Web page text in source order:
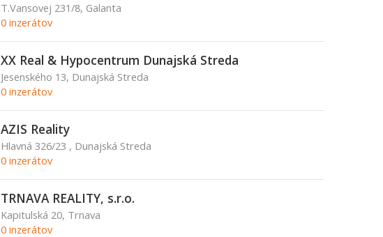
T.Vansovej 231/8, Galanta
0 inzerátov
XX Real & Hypocentrum Dunajská Streda
Jesenského 13, Dunajská Streda
0 inzerátov
AZIS Reality
Hlavná 326/23 , Dunajská Streda
0 inzerátov
TRNAVA REALITY, s.r.o.
Kapitulská 20, Trnava
0 inzerátov